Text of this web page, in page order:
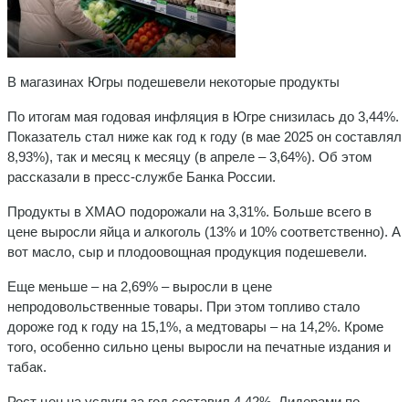
В магазинах Югры подешевели некоторые продукты
По итогам мая годовая инфляция в Югре снизилась до 3,44%.
Показатель стал ниже как год к году (в мае 2025 он составлял
8,93%), так и месяц к месяцу (в апреле – 3,64%). Об этом
рассказали в пресс-службе Банка России.
Продукты в ХМАО подорожали на 3,31%. Больше всего в
цене выросли яйца и алкоголь (13% и 10% соответственно). А
вот масло, сыр и плодоовощная продукция подешевели.
Еще меньше – на 2,69% – выросли в цене
непродовольственные товары. При этом топливо стало
дороже год к году на 15,1%, а медтовары – на 14,2%. Кроме
того, особенно сильно цены выросли на печатные издания и
табак.